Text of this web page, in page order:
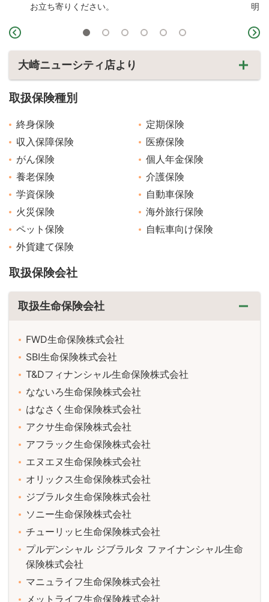
お立ち寄りください。
明
大崎ニューシティ店より
取扱保険種別
終身保険
定期保険
収入保障保険
医療保険
がん保険
個人年金保険
養老保険
介護保険
学資保険
自動車保険
火災保険
海外旅行保険
ペット保険
自転車向け保険
外貨建て保険
取扱保険会社
取扱生命保険会社
FWD生命保険株式会社
SBI生命保険株式会社
T&Dフィナンシャル生命保険株式会社
なないろ生命保険株式会社
はなさく生命保険株式会社
アクサ生命保険株式会社
アフラック生命保険株式会社
エヌエヌ生命保険株式会社
オリックス生命保険株式会社
ジブラルタ生命保険株式会社
ソニー生命保険株式会社
チューリッヒ生命保険株式会社
プルデンシャル ジブラルタ ファイナンシャル生命
保険株式会社
マニュライフ生命保険株式会社
メットライフ生命保険株式会社